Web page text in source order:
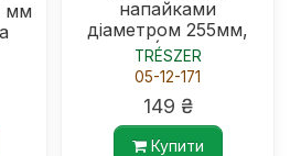
мм
напайками
діаметром 255мм,
TRÉSZER
TRÉSZER
05-12-171
149 ₴
Купити